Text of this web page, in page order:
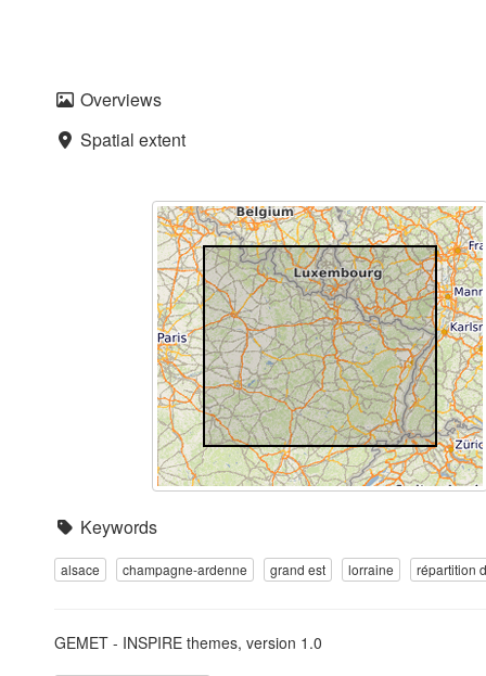
Overviews
Spatial extent
Keywords
alsace champagne-ardenne grand est lorraine répartition
GEMET - INSPIRE themes, version 1.0